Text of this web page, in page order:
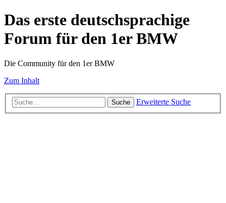
Das erste deutschsprachige
Forum für den 1er BMW
Die Community für den 1er BMW
Zum Inhalt
Suche Erweiterte Suche